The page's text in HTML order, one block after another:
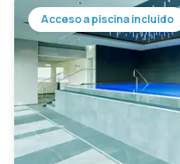
Acceso a piscina incluido